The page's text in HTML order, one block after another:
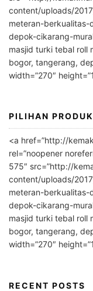
n
a
t
i
v
content/uploads/
meteran-
depok-cikarang-
masjid turki tebal roll
bogor, tangerang,
width=”270″
PILIHAN
<a href=”http://
rel=”noopener
575″ src=”http://
content/uploads/
meteran-
depok-cikarang-
masjid turki tebal roll
bogor, tangerang,
width=”270″
RECENT POSTS